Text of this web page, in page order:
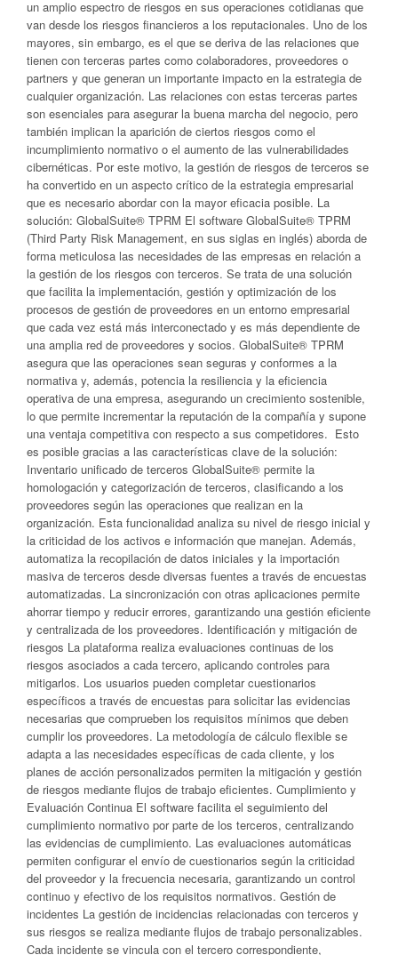
un amplio espectro de riesgos en sus operaciones cotidianas que
van desde los riesgos financieros a los reputacionales. Uno de los
mayores, sin embargo, es el que se deriva de las relaciones que
tienen con terceras partes como colaboradores, proveedores o
partners y que generan un importante impacto en la estrategia de
cualquier organización. Las relaciones con estas terceras partes
son esenciales para asegurar la buena marcha del negocio, pero
también implican la aparición de ciertos riesgos como el
incumplimiento normativo o el aumento de las vulnerabilidades
cibernéticas. Por este motivo, la gestión de riesgos de terceros se
ha convertido en un aspecto crítico de la estrategia empresarial
que es necesario abordar con la mayor eficacia posible. La
solución: GlobalSuite® TPRM El software GlobalSuite® TPRM
(Third Party Risk Management, en sus siglas en inglés) aborda de
forma meticulosa las necesidades de las empresas en relación a
la gestión de los riesgos con terceros. Se trata de una solución
que facilita la implementación, gestión y optimización de los
procesos de gestión de proveedores en un entorno empresarial
que cada vez está más interconectado y es más dependiente de
una amplia red de proveedores y socios. GlobalSuite® TPRM
asegura que las operaciones sean seguras y conformes a la
normativa y, además, potencia la resiliencia y la eficiencia
operativa de una empresa, asegurando un crecimiento sostenible,
lo que permite incrementar la reputación de la compañía y supone
una ventaja competitiva con respecto a sus competidores. Esto
es posible gracias a las características clave de la solución:
Inventario unificado de terceros GlobalSuite® permite la
homologación y categorización de terceros, clasificando a los
proveedores según las operaciones que realizan en la
organización. Esta funcionalidad analiza su nivel de riesgo inicial y
la criticidad de los activos e información que manejan. Además,
automatiza la recopilación de datos iniciales y la importación
masiva de terceros desde diversas fuentes a través de encuestas
automatizadas. La sincronización con otras aplicaciones permite
ahorrar tiempo y reducir errores, garantizando una gestión eficiente
y centralizada de los proveedores. Identificación y mitigación de
riesgos La plataforma realiza evaluaciones continuas de los
riesgos asociados a cada tercero, aplicando controles para
mitigarlos. Los usuarios pueden completar cuestionarios
específicos a través de encuestas para solicitar las evidencias
necesarias que comprueben los requisitos mínimos que deben
cumplir los proveedores. La metodología de cálculo flexible se
adapta a las necesidades específicas de cada cliente, y los
planes de acción personalizados permiten la mitigación y gestión
de riesgos mediante flujos de trabajo eficientes. Cumplimiento y
Evaluación Continua El software facilita el seguimiento del
cumplimiento normativo por parte de los terceros, centralizando
las evidencias de cumplimiento. Las evaluaciones automáticas
permiten configurar el envío de cuestionarios según la criticidad
del proveedor y la frecuencia necesaria, garantizando un control
continuo y efectivo de los requisitos normativos. Gestión de
incidentes La gestión de incidencias relacionadas con terceros y
sus riesgos se realiza mediante flujos de trabajo personalizables.
Cada incidente se vincula con el tercero correspondiente,